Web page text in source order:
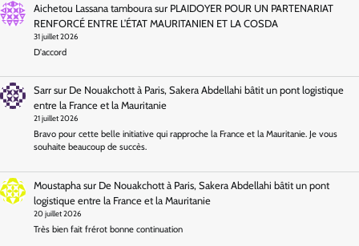
Aichetou Lassana tambourasur PLAIDOYER POUR UN PARTENARIAT
RENFORCÉ ENTRE L’ÉTAT MAURITANIEN ET LA COSDA
31 juillet 2026
D'accord
Sarrsur De Nouakchott à Paris, Sakera Abdellahi bâtit un pont logistique
entre la France et la Mauritanie
21 juillet 2026
Bravo pour cette belle initiative qui rapproche la France et la Mauritanie. Je vous
souhaite beaucoup de succès.
Moustaphasur De Nouakchott à Paris, Sakera Abdellahi bâtit un pont
logistique entre la France et la Mauritanie
20 juillet 2026
Très bien fait frérot bonne continuation